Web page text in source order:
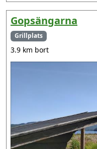
Gopsängarna
Grillplats
3.9 km bort